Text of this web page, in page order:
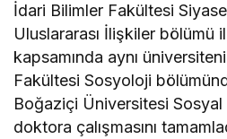
İdari Bilimler Fakültesi
Uluslararası İlişkiler bölümü
kapsamında aynı
Fakültesi Sosyoloji
Boğaziçi Üniversitesi Sosyal
doktora çalışmasını